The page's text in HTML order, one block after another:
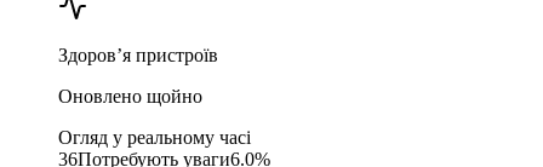
Здоров’я пристроїв
Оновлено щойно
Огляд у реальному часі
36Потребують уваги6.0%